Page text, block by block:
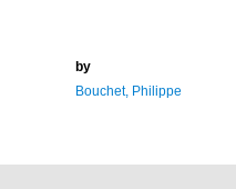
by
Bouchet, Philippe